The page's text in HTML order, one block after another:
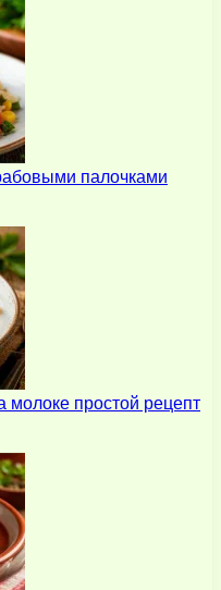
палочками
простой рецепт